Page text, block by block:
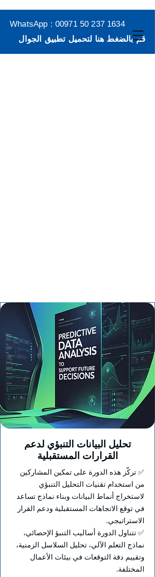
WhatsApp : 00971 50 237 1634
قم بالضغط هنا لتحميل تطبيق الجوال
تحليل البيانات التنبؤي لدعم
القرارات المستقبلية
✅ تركّز هذه الدورة على تمكين المشاركين
من استخدام تقنيات التحليل التنبؤي
لاستخراج أنماط البيانات وبناء نماذج تساعد
في توقع الاتجاهات المستقبلية ودعم القرار
الاستراتيجي.
✅ تتناول الدورة أساليب التنبؤ الإحصائي،
نماذج التعلم الآلي، تحليل السلاسل الزمنية،
وتقييم دقة التوقعات في بيئات الأعمال
المختلفة.